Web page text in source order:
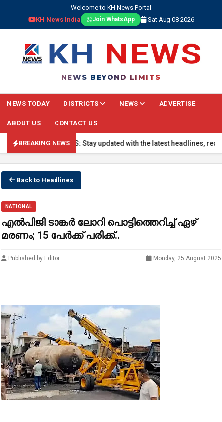
Welcome to KH News Portal
KH News India
Join WhatsApp Sat Aug 08 2026
NEWS BEYOND LIMITS
NEWS TODAY DISTRICTS NEWS ADVERTISE
ABOUT US CONTACT US
BREAKING NEWS
🔴 BREAKING NEWS: Stay updated with the latest headlines,
Back to Headlines
NATIONAL
എൽപിജി ടാങ്കർ ലോറി പൊട്ടിത്തെറിച്ച് ഏഴ്
മരണം; 15 പേർക്ക് പരിക്ക്..
Published by Editor Monday, 25 August 2025